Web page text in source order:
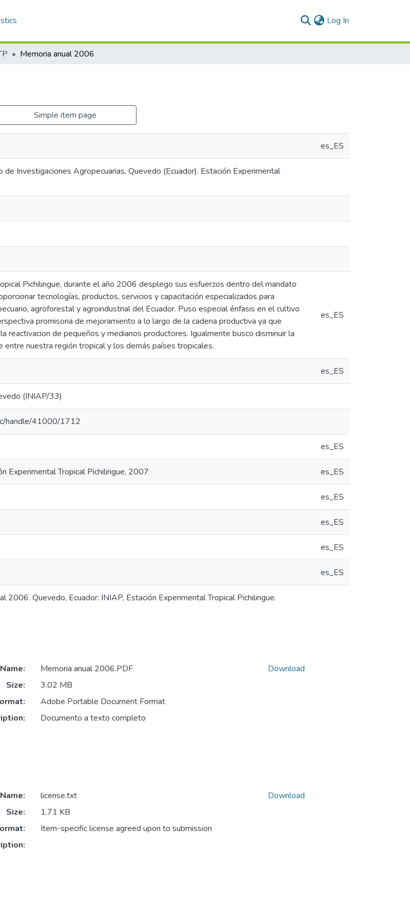
Log In
Memoria anual 2006
Simple item page
es_ES
Investigaciones Agropecuarias, Quevedo (Ecuador). Estación Experimental
Pichilingue, durante el año 2006 desplego sus esfuerzos dentro del mandato
tecnologías, productos, servicios y capacitación especializados para
agroforestal y agroindustrial del Ecuador. Puso especial énfasis en el cultivo
promisoria de mejoramiento a lo largo de la cadena productiva ya que
reactivacion de pequeños y medianos productores. Igualmente busco disminuir la
entre nuestra región tropical y los demás países tropicales.
es_ES
es_ES
(INIAP/33)
handle/41000/1712
es_ES
Experimental Tropical Pichilingue, 2007 es_ES
es_ES
es_ES
es_ES
es_ES
2006. Quevedo, Ecuador: INIAP, Estación Experimental Tropical Pichilingue.
Name:
Memoria anual 2006.PDF
Size:
3.02 MB
Adobe Portable Document Format
Documento a texto completo
Download
Name:
license.txt
Size:
1.71 KB
Item-specific license agreed upon to submission
Download